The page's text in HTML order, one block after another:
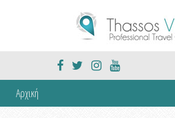
Αρχική